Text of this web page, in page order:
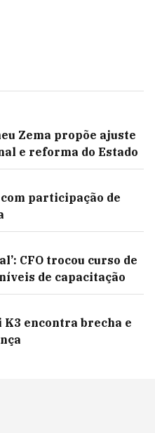
Zema propõe ajuste
e reforma do Estado
participação de
CFO trocou curso de
de capacitação
encontra brecha e